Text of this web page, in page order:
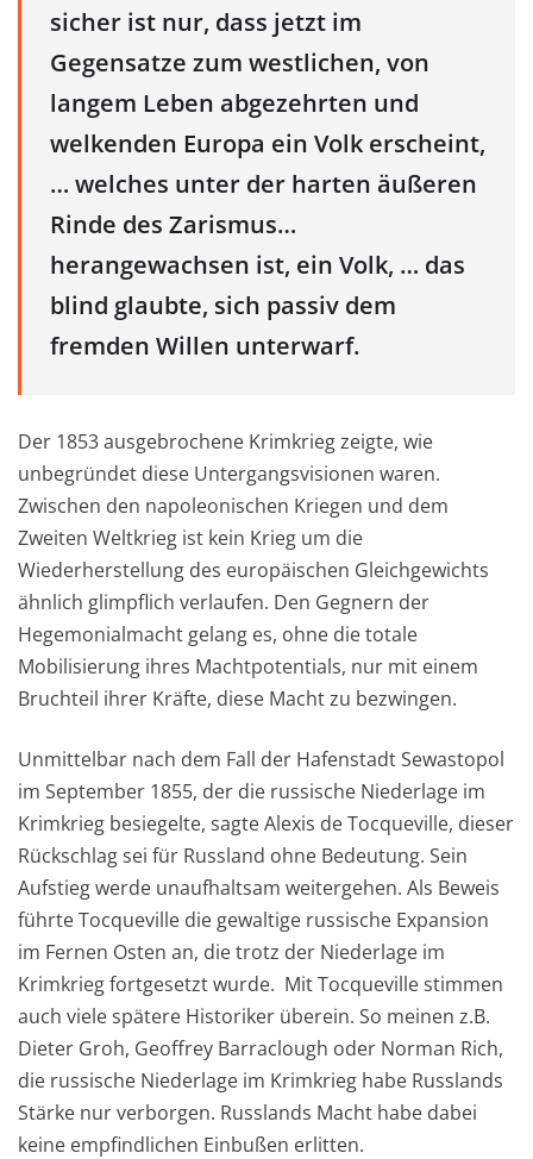
sicher ist nur, dass jetzt im
Gegensatze zum westlichen, von
langem Leben abgezehrten und
welkenden Europa ein Volk erscheint,
… welches unter der harten äußeren
Rinde des Zarismus…
herangewachsen ist, ein Volk, … das
blind glaubte, sich passiv dem
fremden Willen unterwarf.
Der 1853 ausgebrochene Krimkrieg zeigte, wie
unbegründet diese Untergangsvisionen waren.
Zwischen den napoleonischen Kriegen und dem
Zweiten Weltkrieg ist kein Krieg um die
Wiederherstellung des europäischen Gleichgewichts
ähnlich glimpflich verlaufen. Den Gegnern der
Hegemonialmacht gelang es, ohne die totale
Mobilisierung ihres Machtpotentials, nur mit einem
Bruchteil ihrer Kräfte, diese Macht zu bezwingen.
Unmittelbar nach dem Fall der Hafenstadt Sewastopol
im September 1855, der die russische Niederlage im
Krimkrieg besiegelte, sagte Alexis de Tocqueville, dieser
Rückschlag sei für Russland ohne Bedeutung. Sein
Aufstieg werde unaufhaltsam weitergehen. Als Beweis
führte Tocqueville die gewaltige russische Expansion
im Fernen Osten an, die trotz der Niederlage im
Krimkrieg fortgesetzt wurde. Mit Tocqueville stimmen
auch viele spätere Historiker überein. So meinen z.B.
Dieter Groh, Geoffrey Barraclough oder Norman Rich,
die russische Niederlage im Krimkrieg habe Russlands
Stärke nur verborgen. Russlands Macht habe dabei
keine empfindlichen Einbußen erlitten.